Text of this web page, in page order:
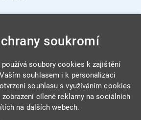
s.r.o.
soukromí
soubory cookies k zajištění
souhlasem i k personalizaci
souhlasu s využíváním cookies
zobrazení cílené reklamy na sociálních
na dalších webech.